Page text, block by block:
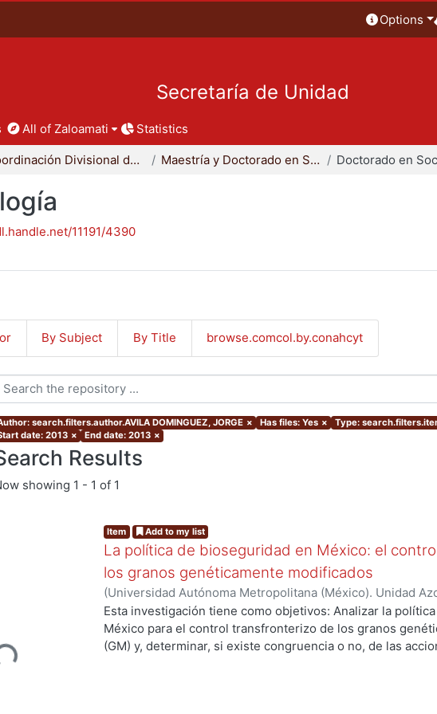
Options
Secretaría de Unidad
All of Zaloamati Statistics
Coordinación Divisional de Posgrado Maestría y Doctorado en Sociología Doctorado en
11191/4390
By Subject By Title browse.comcol.by.conahcyt
search.filters.author.AVILA DOMINGUEZ, JORGE × Has files: Yes × Type:
date: 2013 × End date: 2013 ×
Results
showing 1 - 1 of 1
Item Add to my list
La política de bioseguridad en México: el
los granos genéticamente modificados
(Universidad Autónoma Metropolitana (México). Unidad
de Servicios de Información.,2013-10-30)AVILA
Esta investigación tiene como objetivos: Analizar la
México para el control transfronterizo de los granos
(GM) y, determinar, si existe congruencia o no, de las